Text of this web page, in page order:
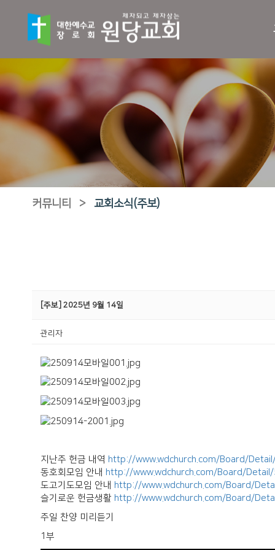
커뮤니티 > 교회소식(주보)
[주보] 2025년 9월 14일
관리자
지난주 헌금 내역 http://www.wdchurch.com/Board/
동호회모임 안내 http://www.wdchurch.com/Board/
도고기도모임 안내 http://www.wdchurch.com/Board/
슬기로운 헌금생활 http://www.wdchurch.com/Board/
주일 찬양 미리듣기
1부